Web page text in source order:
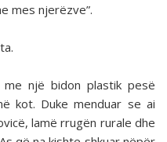
mes njerëzve”.
një bidon plastik pesë
kot. Duke menduar se ai
lamë rrugën rurale dhe